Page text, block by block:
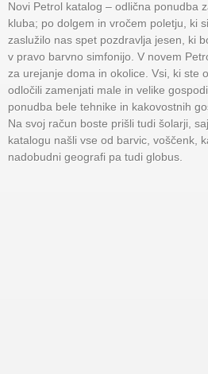
Novi Petrol katalog – odlična ponudba
kluba; po dolgem in vročem poletju, ki
zaslužilo nas spet pozdravlja jesen, ki
v pravo barvno simfonijo. V novem
za urejanje doma in okolice. Vsi, ki ste
odločili zamenjati male in velike
ponudba bele tehnike in kakovostnih
Na svoj račun boste prišli tudi šolarji,
katalogu našli vse od barvic, voščenk,
nadobudni geografi pa tudi globus.